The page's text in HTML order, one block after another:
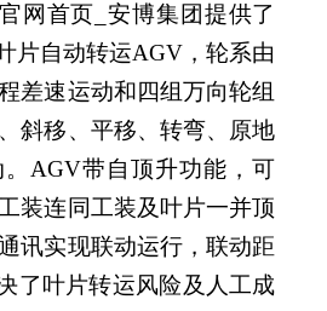
网首页_安博集团提供了
片自动转运AGV，轮系由
差速运动和四组万向轮组
斜移、平移、转弯、原地
AGV带自顶升功能，可
装连同工装及叶片一并顶
讯实现联动运行，联动距
了叶片转运风险及人工成